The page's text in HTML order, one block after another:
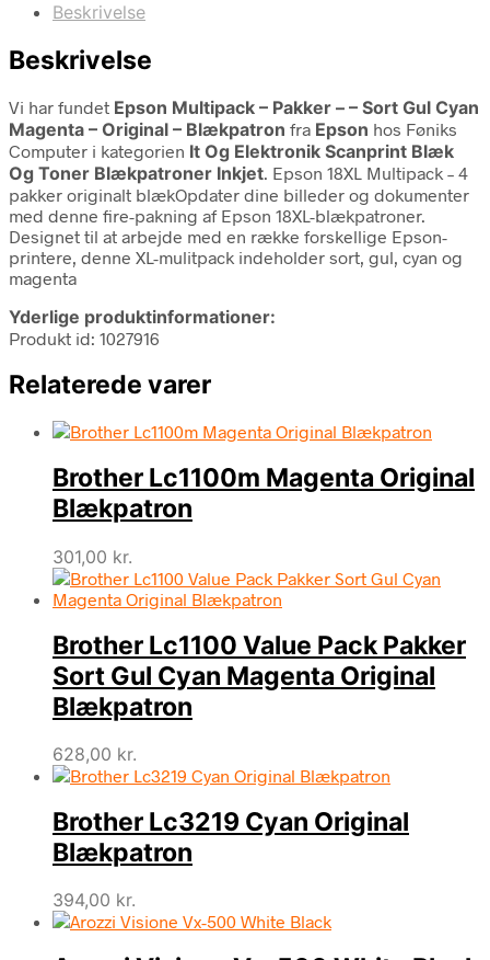
Beskrivelse
Beskrivelse
Vi har fundet Epson Multipack – Pakker – – Sort Gul Cyan
Magenta – Original – Blækpatron fra Epson hos Føniks
Computer i kategorien It Og Elektronik Scanprint Blæk
Og Toner Blækpatroner Inkjet. Epson 18XL Multipack – 4
pakker originalt blækOpdater dine billeder og dokumenter
med denne fire-pakning af Epson 18XL-blækpatroner.
Designet til at arbejde med en række forskellige Epson-
printere, denne XL-mulitpack indeholder sort, gul, cyan og
magenta
Yderlige produktinformationer:
Produkt id: 1027916
Relaterede varer
Brother Lc1100m Magenta Original
Blækpatron
301,00 kr.
Brother Lc1100 Value Pack Pakker
Sort Gul Cyan Magenta Original
Blækpatron
628,00 kr.
Brother Lc3219 Cyan Original
Blækpatron
394,00 kr.